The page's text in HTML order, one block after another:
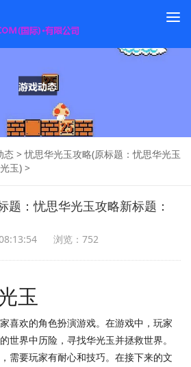
态 >忧思华光玉攻略(原标题：忧思华光玉
玉) >
题：忧思华光玉攻略新标题：
浏览：752
玉
喜欢的角色扮演游戏。在游戏中，玩家
世界中历险，寻找华光玉并拯救世界。
需要玩家有耐心和技巧。在接下来的文